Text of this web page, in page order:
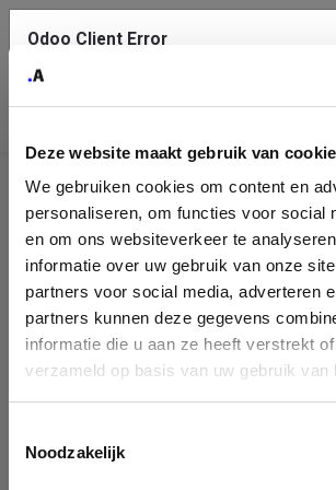
Deze website maakt gebruik van
We gebruiken cookies om content en
personaliseren, om functies voor social
en om ons websiteverkeer te
informatie over uw gebruik van onze
partners voor social media, adverteren
partners kunnen deze gegevens
informatie die u aan ze heeft verstrekt
verzameld op basis van uw gebruik van
Noodzakelijk
Company
Identification
Please fill in your company
You can search a company in our database by
enterprise ID. When a company is selected it
form. If you don't find your company in our
Odoo Client Error
service.
See details
Ok